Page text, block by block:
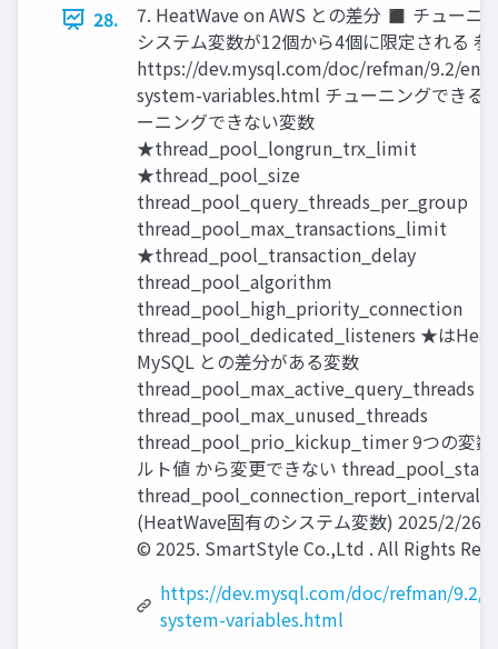
28.
7. HeatWave on AWS との差分 ◼ チューニ
システム変数が12個から4個に限定される 参
https://dev.mysql.com/doc/refman/9.2/en/
system-variables.html チューニングできる
ーニングできない変数
★thread_pool_longrun_trx_limit
★thread_pool_size
thread_pool_query_threads_per_group
thread_pool_max_transactions_limit
★thread_pool_transaction_delay
thread_pool_algorithm
thread_pool_high_priority_connection
thread_pool_dedicated_listeners ★は
MySQL との差分がある変数
thread_pool_max_active_query_threads
thread_pool_max_unused_threads
thread_pool_prio_kickup_timer 9つの変数
ルト値 から変更できない
thread_pool_connection_report_interval
(HeatWave固有のシステム変数) 2025/2/26
© 2025. SmartStyle Co.,Ltd . All Rights
https://dev.mysql.com/doc/refman/9.2/
system-variables.html